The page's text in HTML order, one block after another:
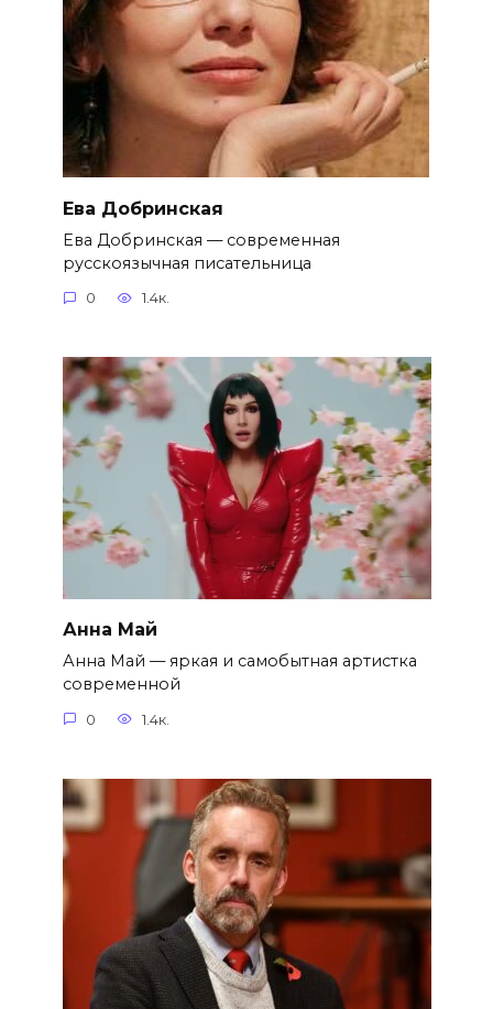
Ева Добринская
Ева Добринская — современная
русскоязычная писательница
0 1.4к.
Анна Май
Анна Май — яркая и самобытная артистка
современной
0 1.4к.